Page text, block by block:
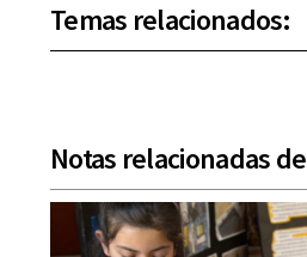
Temas relacionados:
Notas relacionadas de